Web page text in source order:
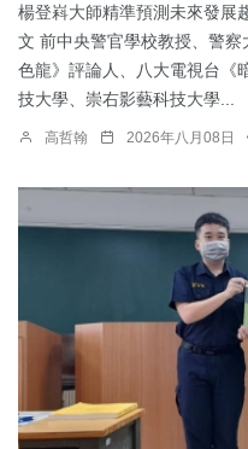
楊登嵙大師精準預測未來發展
文 前中央警官學校教授、警
色龍》評論人、八大電視台《
技大學、崇右影藝科技大學...
高哲翰 2026年八月08日